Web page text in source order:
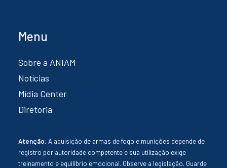
Menu
Sobre a ANIAM
Notícias
Mídia Center
Diretoria
Atenção: A aquisição de armas de fogo e munições depende de
registro por autoridade competente e sua utilização exige
treinamento e equilíbrio emocional. Observe a legislação. Guarde